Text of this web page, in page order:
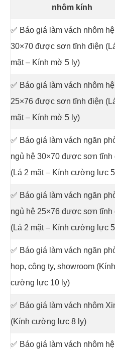
nhôm kính
✅ Báo giá làm vách nhôm hệ
30×70 được sơn tĩnh điện
mặt – Kính mờ 5 ly)
✅ Báo giá làm vách nhôm hệ
25×76 được sơn tĩnh điện
mặt – Kính mờ 5 ly)
✅ Báo giá làm vách ngăn
ngủ hệ 30×70 được sơn tĩnh
(Lá 2 mặt – Kính cường lực
✅ Báo giá làm vách ngăn
ngủ hệ 25×76 được sơn tĩnh
(Lá 2 mặt – Kính cường lực
✅ Báo giá làm vách ngăn
họp, công ty, showroom (Kính
cường lực 10 ly)
✅ Báo giá làm vách nhôm
(Kính cường lực 8 ly)
✅ Báo giá làm vách nhôm hệ